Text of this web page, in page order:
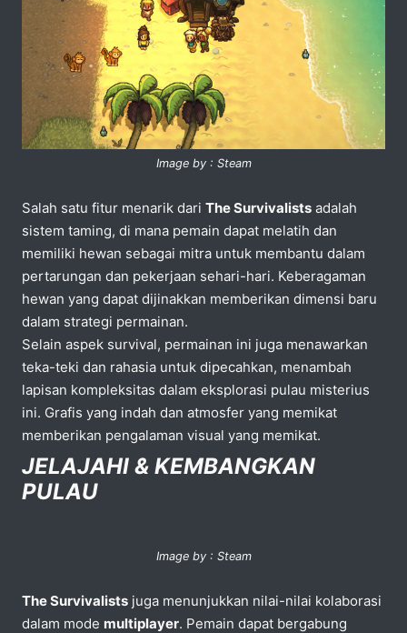
Image by : Steam
Salah satu fitur menarik dari The Survivalists adalah
sistem taming, di mana pemain dapat melatih dan
memiliki hewan sebagai mitra untuk membantu dalam
pertarungan dan pekerjaan sehari-hari. Keberagaman
hewan yang dapat dijinakkan memberikan dimensi baru
dalam strategi permainan.
Selain aspek survival, permainan ini juga menawarkan
teka-teki dan rahasia untuk dipecahkan, menambah
lapisan kompleksitas dalam eksplorasi pulau misterius
ini. Grafis yang indah dan atmosfer yang memikat
memberikan pengalaman visual yang memikat.
JELAJAHI & KEMBANGKAN
PULAU
Image by : Steam
The Survivalists juga menunjukkan nilai-nilai kolaborasi
dalam mode multiplayer. Pemain dapat bergabung